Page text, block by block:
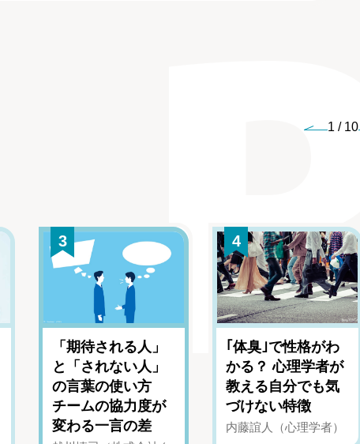
1 / 10
3
「期待される人」
と「されない人」
の言葉の使い方
チームの協力度が
変わる一言の差
4
｢体臭｣で性格がわ
かる？ 心理学者が
教える自分でも気
づけない特徴
内藤誼人（心理学者）